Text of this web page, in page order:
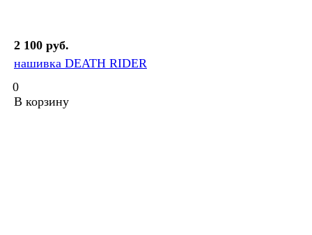
2 100 руб.
нашивка DEATH RIDER
0
В корзину